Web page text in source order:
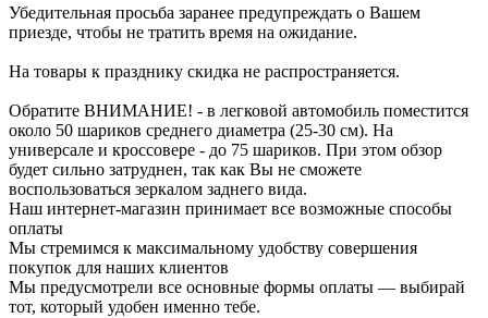
Убедительная просьба заранее предупреждать о Вашем
приезде, чтобы не тратить время на ожидание.
На товары к празднику скидка не распространяется.
Обратите ВНИМАНИЕ! - в легковой автомобиль поместится
около 50 шариков среднего диаметра (25-30 см). На
универсале и кроссовере - до 75 шариков. При этом обзор
будет сильно затруднен, так как Вы не сможете
воспользоваться зеркалом заднего вида.
Наш интернет-магазин принимает все возможные способы
оплаты
Мы стремимся к максимальному удобству совершения
покупок для наших клиентов
Мы предусмотрели все основные формы оплаты — выбирай
тот, который удобен именно тебе.